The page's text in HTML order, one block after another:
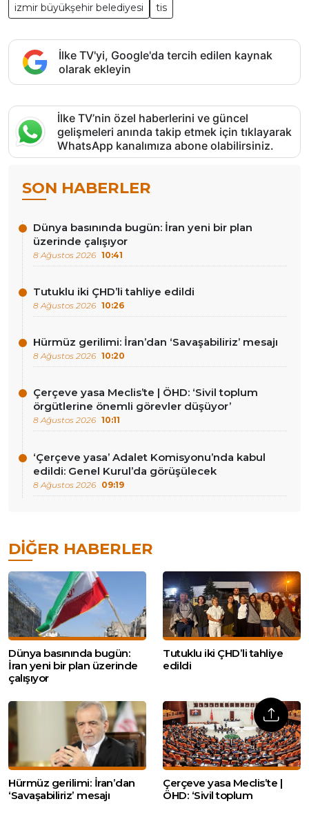
izmir büyükşehir belediyesi
tis
İlke TV'yi, Google'da tercih edilen kaynak
olarak ekleyin
İlke TV’nin özel haberlerini ve güncel
gelişmeleri anında takip etmek için tıklayarak
WhatsApp kanalımıza abone olabilirsiniz.
SON HABERLER
Dünya basınında bugün: İran yeni bir plan
üzerinde çalışıyor
8 Ağustos 2026 10:41
Tutuklu iki ÇHD’li tahliye edildi
8 Ağustos 2026 10:26
Hürmüz gerilimi: İran’dan ‘Savaşabiliriz’ mesajı
8 Ağustos 2026 10:20
Çerçeve yasa Meclis’te | ÖHD: ‘Sivil toplum
örgütlerine önemli görevler düşüyor’
8 Ağustos 2026 10:11
‘Çerçeve yasa’ Adalet Komisyonu’nda kabul
edildi: Genel Kurul’da görüşülecek
8 Ağustos 2026 09:19
DIĞER HABERLER
Dünya basınında bugün:
İran yeni bir plan üzerinde
çalışıyor
Tutuklu iki ÇHD’li tahliye
edildi
Hürmüz gerilimi: İran’dan
‘Savaşabiliriz’ mesajı
Çerçeve yasa Meclis’te |
ÖHD: ‘Sivil toplum